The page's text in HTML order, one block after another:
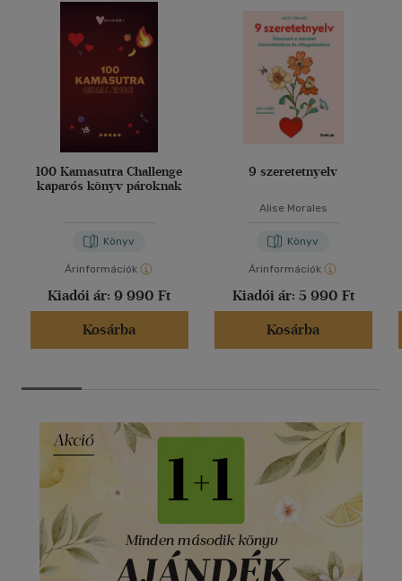
100 Kamasutra Challenge
kaparós könyv pároknak
Könyv
Árinformációk
Kiadói ár: 9 990 Ft
Kosárba
9 szeretetnyelv
Alise Morales
Könyv
Árinformációk
Kiadói ár: 5 990 Ft
Kosárba